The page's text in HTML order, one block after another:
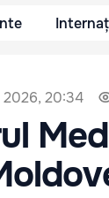
2026, 20:34